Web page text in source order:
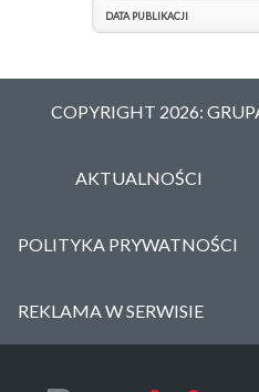
DATA PUBLIKACJI
COPYRIGHT 2026:
AKTUALNOŚCI
POLITYKA PRYWATNOŚCI
REKLAMA W SERWISIE